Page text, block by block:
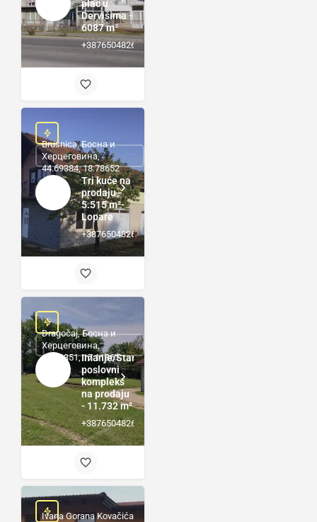
plac u
Dervišima -
6087 m²
+38765048264
Tri kuće na
prodaju -
5.515 m²-
Lopare
+38765048264
Brusnica, Босна и
Херцеговина,
44.69384, 18.78652
Imanje/Stambeno-
poslovni
kompleks
na prodaju
- 11.732 m²
+38765048264
Dragočaj, Босна и
Херцеговина,
44.86351, 17.11861
Ivana Gorana Kovačića